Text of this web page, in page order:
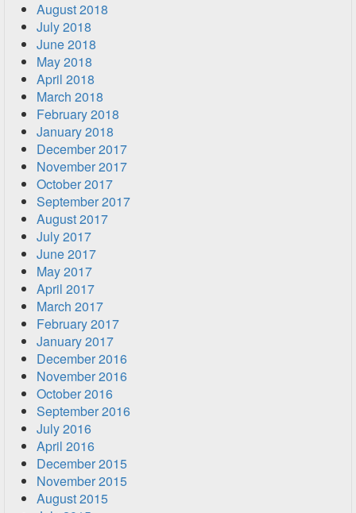
August 2018
July 2018
June 2018
May 2018
April 2018
March 2018
February 2018
January 2018
December 2017
November 2017
October 2017
September 2017
August 2017
July 2017
June 2017
May 2017
April 2017
March 2017
February 2017
January 2017
December 2016
November 2016
October 2016
September 2016
July 2016
April 2016
December 2015
November 2015
August 2015